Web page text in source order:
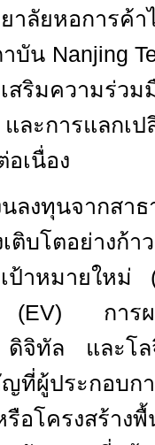
าลัยหอการค้
บัน Nanjing
เสริมความร่ว
ะการแลกเป
เนื่อง
งทุนจากสาธ
ติบโตอย่างก้
ป้าหมายใหม่
(EV) กา
ดิจิทัล และโล
ที่ผู้ประกอบก
หรือโครงสร้